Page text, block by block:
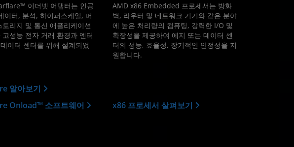
이더넷 어댑터는 인공
이터, 분석, 하이퍼스케일, 머
토리지 및 통신 애플리케이션
고성능 전자 거래 환경과 엔터
이터 센터를 위해 설계되었
알아보기
Onload™ 소프트웨어
AMD x86 Embedded 프로세서는 방화
벽, 라우터 및 네트워크 기기와 같은 분야
에 높은 처리량의 컴퓨팅, 강력한 I/O 및
확장성을 제공하여 에지 또는 데이터 센
터의 성능, 효율성, 장기적인 안정성을 지
원합니다.
x86 프로세서 살펴보기